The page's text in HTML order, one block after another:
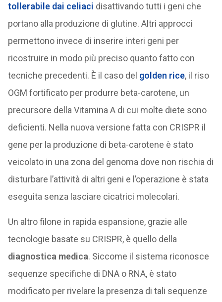
tollerabile dai celiaci disattivando tutti i geni che
portano alla produzione di glutine. Altri approcci
permettono invece di inserire interi geni per
ricostruire in modo più preciso quanto fatto con
tecniche precedenti. È il caso del golden rice, il riso
OGM fortificato per produrre beta-carotene, un
precursore della Vitamina A di cui molte diete sono
deficienti. Nella nuova versione fatta con CRISPR il
gene per la produzione di beta-carotene è stato
veicolato in una zona del genoma dove non rischia di
disturbare l’attività di altri geni e l’operazione è stata
eseguita senza lasciare cicatrici molecolari.
Un altro filone in rapida espansione, grazie alle
tecnologie basate su CRISPR, è quello della
diagnostica medica. Siccome il sistema riconosce
sequenze specifiche di DNA o RNA, è stato
modificato per rivelare la presenza di tali sequenze